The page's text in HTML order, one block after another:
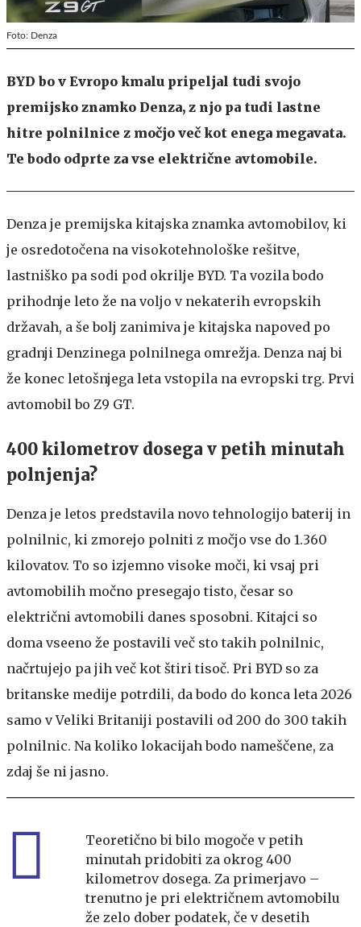
Foto: Denza
BYD bo v Evropo kmalu pripeljal tudi svojo
premijsko znamko Denza, z njo pa tudi lastne
hitre polnilnice z močjo več kot enega megavata.
Te bodo odprte za vse električne avtomobile.
Denza je premijska kitajska znamka avtomobilov, ki
je osredotočena na visokotehnološke rešitve,
lastniško pa sodi pod okrilje BYD. Ta vozila bodo
prihodnje leto že na voljo v nekaterih evropskih
državah, a še bolj zanimiva je kitajska napoved po
gradnji Denzinega polnilnega omrežja. Denza naj bi
že konec letošnjega leta vstopila na evropski trg. Prvi
avtomobil bo Z9 GT.
400 kilometrov dosega v petih minutah
polnjenja?
Denza je letos predstavila novo tehnologijo baterij in
polnilnic, ki zmorejo polniti z močjo vse do 1.360
kilovatov. To so izjemno visoke moči, ki vsaj pri
avtomobilih močno presegajo tisto, česar so
električni avtomobili danes sposobni. Kitajci so
doma vseeno že postavili več sto takih polnilnic,
načrtujejo pa jih več kot štiri tisoč. Pri BYD so za
britanske medije potrdili, da bodo do konca leta 2026
samo v Veliki Britaniji postavili od 200 do 300 takih
polnilnic. Na koliko lokacijah bodo nameščene, za
zdaj še ni jasno.
Teoretično bi bilo mogoče v petih
minutah pridobiti za okrog 400
kilometrov dosega. Za primerjavo –
trenutno je pri električnem avtomobilu
že zelo dober podatek, če v desetih